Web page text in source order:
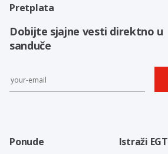
Pretplata
Dobijte sjajne vesti direktno u
sanduče
Ponude Istraži EGT